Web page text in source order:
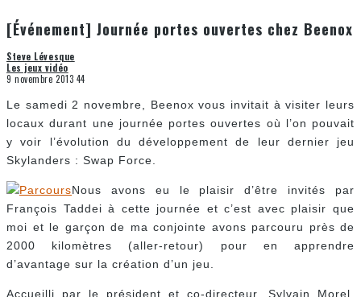
[Événement] Journée portes ouvertes chez Beenox
Steve Lévesque
Les jeux vidéo
9 novembre 2013 44
Le samedi 2 novembre, Beenox vous invitait à visiter leurs
locaux durant une journée portes ouvertes où l’on pouvait
y voir l’évolution du développement de leur dernier jeu
Skylanders : Swap Force.
Nous avons eu le plaisir d’être invités par
François Taddei à cette journée et c’est avec plaisir que
moi et le garçon de ma conjointe avons parcouru près de
2000 kilomètres (aller-retour) pour en apprendre
d’avantage sur la création d’un jeu.
Accueilli par le président et co-directeur, Sylvain Morel,